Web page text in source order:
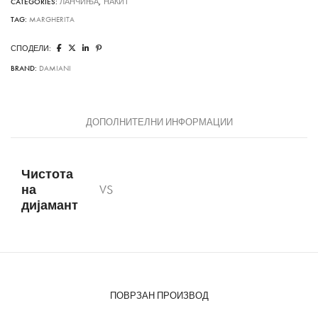
TAG: MARGHERITA
СПОДЕЛИ:
BRAND: DAMIANI
ДОПОЛНИТЕЛНИ ИНФОРМАЦИИ
Чистота
на
дијамант
VS
ПОВРЗАН ПРОИЗВОД